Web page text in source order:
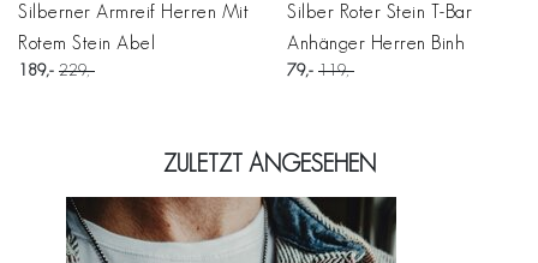
Silberner Armreif Herren Mit
Rotem Stein Abel
189 229
Silber Roter Stein T-Bar
Anhänger Herren Binh
79 119
ZULETZT ANGESEHEN